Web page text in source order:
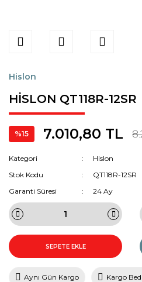
Hislon
HİSLON QT118R-12SR
%15 7.010,80 TL
Kategori
Hislon
Stok Kodu
QT118R-12SR
Garanti Süresi
24 Ay
SEPETE EKLE
Aynı Gün Kargo Kargo